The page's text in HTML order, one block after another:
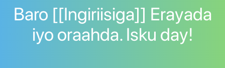
Baro [[Ingiriisiga]] Erayada
iyo oraahda. Isku day!